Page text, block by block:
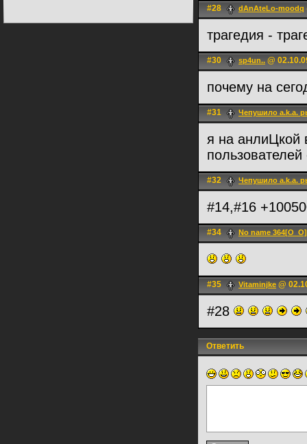
#28 dAnAteLo-moodq
трагедия -
#30 sp4un.. @
почему на
#31 Чепушило a.k.a.
я на анлиЦкой
#32 Чепушило a.k.a.
#14,#16
#34 No name 364[О_О]
#35 Vitaminjke @
#28
Ответить